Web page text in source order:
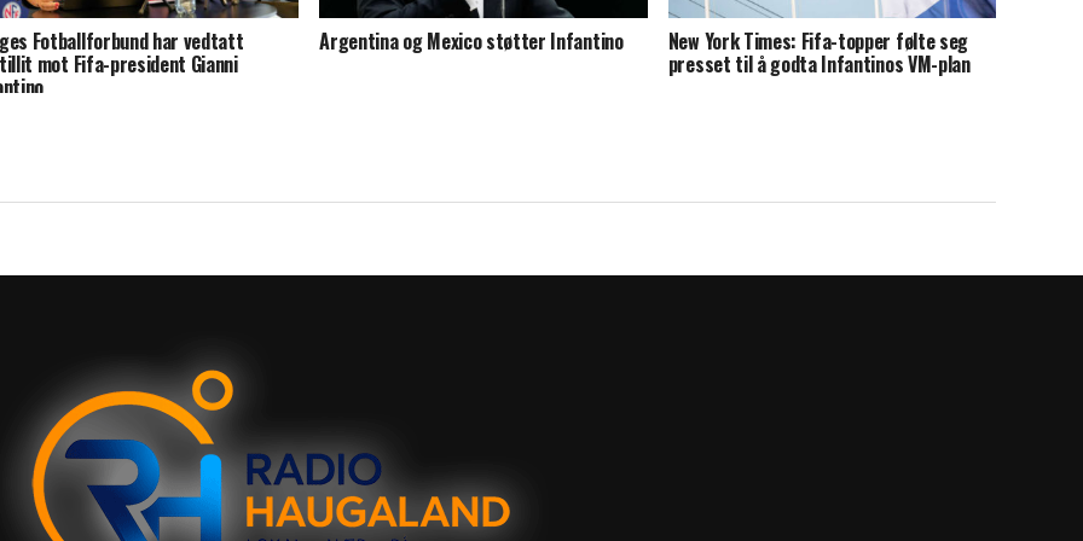
Fotballforbund har vedtatt
mot Fifa-president Gianni
Argentina og Mexico støtter Infantino New York Times: Fifa-topper følte seg
presset til å godta Infantinos VM-plan